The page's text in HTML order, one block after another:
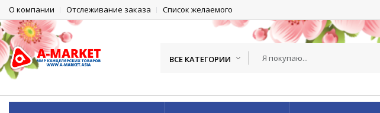
О компании Отслеживание заказа Список желаемого
ВСЕ КАТЕГОРИИ